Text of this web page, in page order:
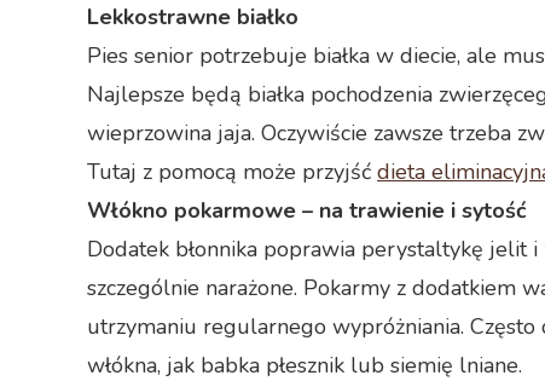
Lekkostrawne białko
Pies senior potrzebuje białka w diecie, ale
Najlepsze będą białka pochodzenia
wieprzowina jaja. Oczywiście zawsze trzeba
Tutaj z pomocą może przyjść dieta
Włókno pokarmowe – na trawienie i sytość
Dodatek błonnika poprawia perystaltykę jelit
szczególnie narażone. Pokarmy z dodatkiem
utrzymaniu regularnego wypróżniania.
włókna, jak babka płesznik lub siemię lniane.